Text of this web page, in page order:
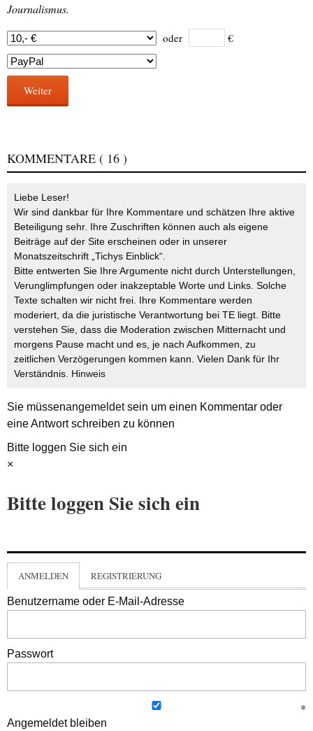
Journalismus.
oder €
Weiter
KOMMENTARE ( 16 )
Liebe Leser!
Wir sind dankbar für Ihre Kommentare und schätzen Ihre aktive
Beteiligung sehr. Ihre Zuschriften können auch als eigene
Beiträge auf der Site erscheinen oder in unserer
Monatszeitschrift „Tichys Einblick“.
Bitte entwerten Sie Ihre Argumente nicht durch Unterstellungen,
Verunglimpfungen oder inakzeptable Worte und Links. Solche
Texte schalten wir nicht frei. Ihre Kommentare werden
moderiert, da die juristische Verantwortung bei TE liegt. Bitte
verstehen Sie, dass die Moderation zwischen Mitternacht und
morgens Pause macht und es, je nach Aufkommen, zu
zeitlichen Verzögerungen kommen kann. Vielen Dank für Ihr
Verständnis. Hinweis
Sie müssenangemeldetsein um einen Kommentar oder
eine Antwort schreiben zu können
Bitte loggen Sie sich ein
×
Bitte loggen Sie sich ein
ANMELDEN REGISTRIERUNG
Benutzername oder E-Mail-Adresse
Passwort
Angemeldet bleiben